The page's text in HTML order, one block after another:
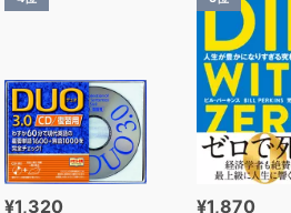
¥1,320 ¥1,870